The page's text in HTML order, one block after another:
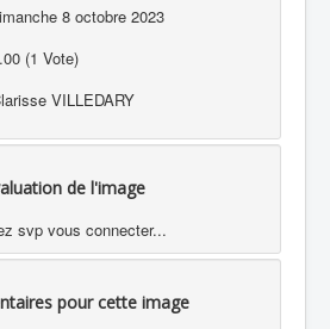
8 octobre 2023
(1 Vote)
VILLEDARY
de l'image
svp vous connecter...
pour cette image